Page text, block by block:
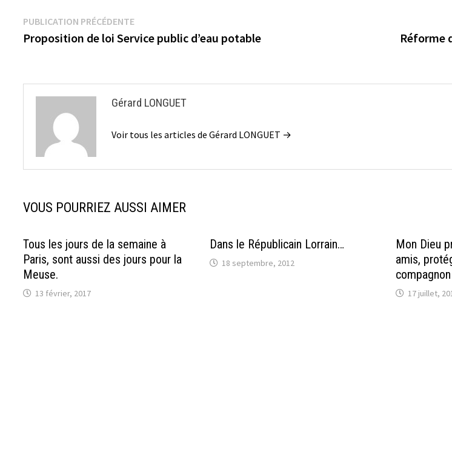
Navigation
de
PUBLICATION PRÉCÉDENTEPublication
précédente :
Proposition de loi Service public d’eau potable Réforme
Gérard LONGUET
Voir tous les articles de Gérard LONGUET →
VOUS POURRIEZ AUSSI AIMER
Tous les jours de la semaine à
Paris, sont aussi des jours pour la
Meuse.
13 février, 2017
Dans le Républicain Lorrain…
18 septembre, 2012
Mon Dieu
amis,
17 juillet,